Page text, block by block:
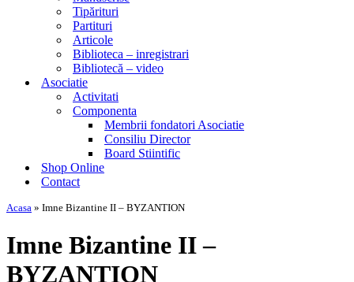
Tipărituri
Partituri
Articole
Biblioteca – inregistrari
Bibliotecă – video
Asociatie
Activitati
Componenta
Membrii fondatori Asociatie
Consiliu Director
Board Stiintific
Shop Online
Contact
Acasa » Imne Bizantine II – BYZANTION
Imne Bizantine II –
BYZANTION